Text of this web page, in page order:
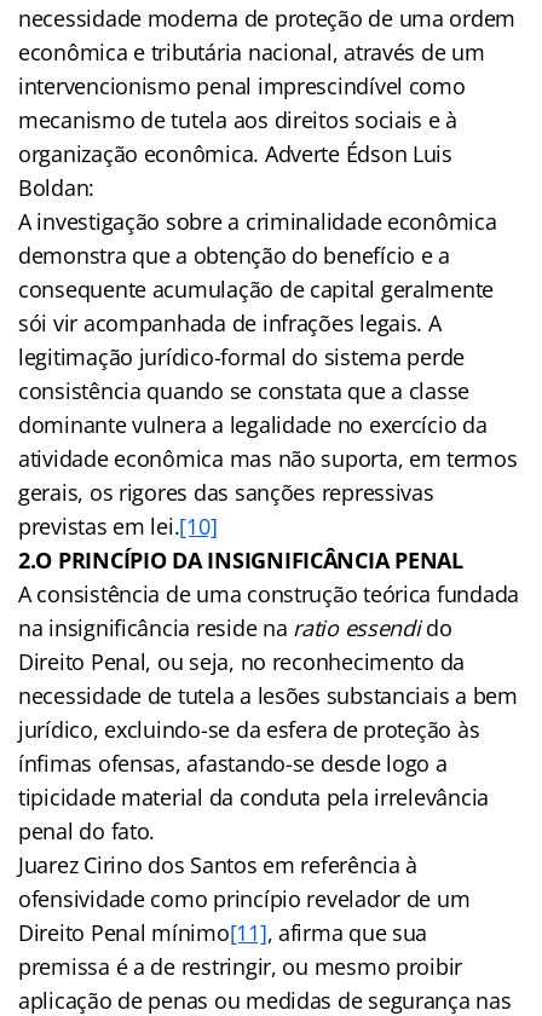
necessidade moderna de proteção de uma ordem
econômica e tributária nacional, através de um
intervencionismo penal imprescindível como
mecanismo de tutela aos direitos sociais e à
organização econômica. Adverte Édson Luis
Boldan:
A investigação sobre a criminalidade econômica
demonstra que a obtenção do benefício e a
consequente acumulação de capital geralmente
sói vir acompanhada de infrações legais. A
legitimação jurídico-formal do sistema perde
consistência quando se constata que a classe
dominante vulnera a legalidade no exercício da
atividade econômica mas não suporta, em termos
gerais, os rigores das sanções repressivas
previstas em lei.[10]
2.O PRINCÍPIO DA INSIGNIFICÂNCIA PENAL
A consistência de uma construção teórica fundada
na insignificância reside na ratio essendido
Direito Penal, ou seja, no reconhecimento da
necessidade de tutela a lesões substanciais a bem
jurídico, excluindo-se da esfera de proteção às
ínfimas ofensas, afastando-se desde logo a
tipicidade material da conduta pela irrelevância
penal do fato.
Juarez Cirino dos Santos em referência à
ofensividade como princípio revelador de um
Direito Penal mínimo[11], afirma que sua
premissa é a de restringir, ou mesmo proibir
aplicação de penas ou medidas de segurança nas